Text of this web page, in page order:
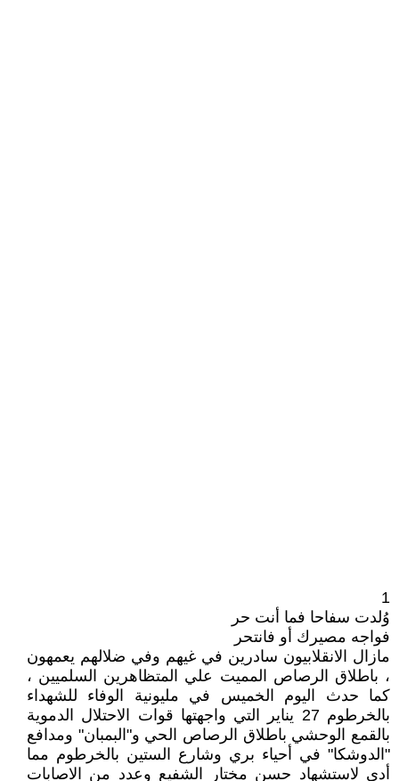
1
وُلدت سفاحا فما أنت حر
فواجه مصيرك أو فانتحر
مازال الانقلابيون سادرين في غيهم وفي ضلالهم يعمهون
، باطلاق الرصاص المميت علي المتظاهرين السلميين ،
كما حدث اليوم الخميس في مليونية الوفاء للشهداء
بالخرطوم 27 يناير التي واجهتها قوات الاحتلال الدموية
بالقمع الوحشي باطلاق الرصاص الحي و"البمبان" ومدافع
"الدوشكا" في أحياء بري وشارع الستين بالخرطوم مما
أدي لاستشهاد حسن مختار الشفيع وعدد من الاصابات